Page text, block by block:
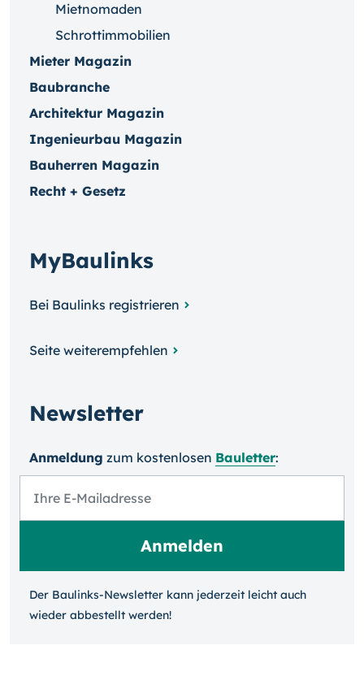
Mietnomaden
Schrottimmobilien
Mieter Magazin
Baubranche
Architektur Magazin
Ingenieurbau Magazin
Bauherren Magazin
Recht + Gesetz
MyBaulinks
Bei Baulinks registrieren
Seite weiterempfehlen
Newsletter
Anmeldung zum kosten­losen Bauletter:
Der Baulinks-Newsletter kann jeder­zeit leicht auch
wieder ab­bestellt werden!